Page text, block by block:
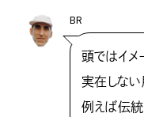
BR
頭ではイメ
実在しない
例えば伝